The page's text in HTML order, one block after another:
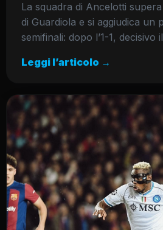
La squadra di Ancelotti
di Guardiola e si aggiudica un
semifinali: dopo l’1-1, decisivo
Leggi l’articolo →